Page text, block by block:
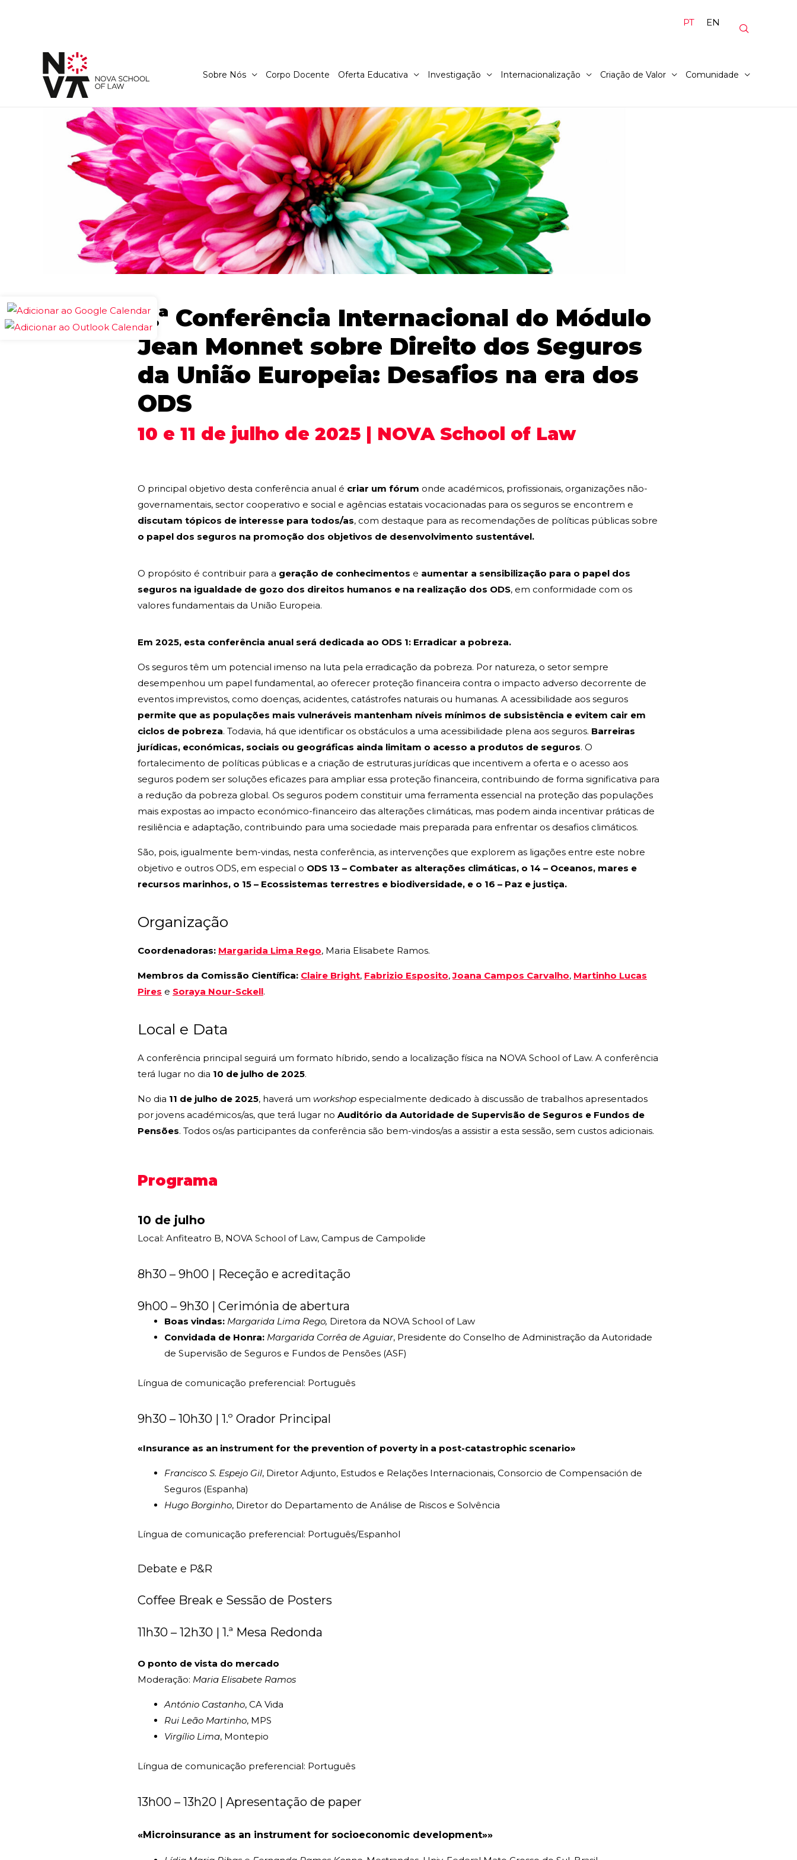
PT EN
Sobre Nós Corpo Docente Oferta Educativa Investigação Internacionalização Criação de Valor Comunidade
3.ª Conferência Internacional do Módulo
Jean Monnet sobre Direito dos Seguros
da União Europeia: Desafios na era dos
ODS
10 e 11 de julho de 2025 | NOVA School of Law
O principal objetivo desta conferência anual é criar um fórum onde académicos, profissionais, organizações não-
governamentais, sector cooperativo e social e agências estatais vocacionadas para os seguros se encontrem e
discutam tópicos de interesse para todos/as, com destaque para as recomendações de políticas públicas sobre
o papel dos seguros na promoção dos objetivos de desenvolvimento sustentável.
O propósito é contribuir para a geração de conhecimentos e aumentar a sensibilização para o papel dos
seguros na igualdade de gozo dos direitos humanos e na realização dos ODS, em conformidade com os
valores fundamentais da União Europeia.
Em 2025, esta conferência anual será dedicada ao ODS 1: Erradicar a pobreza.
Os seguros têm um potencial imenso na luta pela erradicação da pobreza. Por natureza, o setor sempre
desempenhou um papel fundamental, ao oferecer proteção financeira contra o impacto adverso decorrente de
eventos imprevistos, como doenças, acidentes, catástrofes naturais ou humanas. A acessibilidade aos seguros
permite que as populações mais vulneráveis mantenham níveis mínimos de subsistência e evitem cair em
ciclos de pobreza. Todavia, há que identificar os obstáculos a uma acessibilidade plena aos seguros. Barreiras
jurídicas, económicas, sociais ou geográficas ainda limitam o acesso a produtos de seguros. O
fortalecimento de políticas públicas e a criação de estruturas jurídicas que incentivem a oferta e o acesso aos
seguros podem ser soluções eficazes para ampliar essa proteção financeira, contribuindo de forma significativa para
a redução da pobreza global. Os seguros podem constituir uma ferramenta essencial na proteção das populações
mais expostas ao impacto económico-financeiro das alterações climáticas, mas podem ainda incentivar práticas de
resiliência e adaptação, contribuindo para uma sociedade mais preparada para enfrentar os desafios climáticos.
São, pois, igualmente bem-vindas, nesta conferência, as intervenções que explorem as ligações entre este nobre
objetivo e outros ODS, em especial o ODS 13 – Combater as alterações climáticas, o 14 – Oceanos, mares e
recursos marinhos, o 15 – Ecossistemas terrestres e biodiversidade, e o 16 – Paz e justiça.
Organização
Coordenadoras: Margarida Lima Rego, Maria Elisabete Ramos.
Membros da Comissão Científica: Claire Bright, Fabrizio Esposito,Joana Campos Carvalho, Martinho Lucas
Pires e Soraya Nour-Sckell.
Local e Data
A conferência principal seguirá um formato híbrido, sendo a localização física na NOVA School of Law. A conferência
terá lugar no dia 10 de julho de 2025.
No dia 11 de julho de 2025, haverá um workshop especialmente dedicado à discussão de trabalhos apresentados
por jovens académicos/as, que terá lugar no Auditório da Autoridade de Supervisão de Seguros e Fundos de
Pensões. Todos os/as participantes da conferência são bem-vindos/as a assistir a esta sessão, sem custos adicionais.
Programa
10 de julho
Local: Anfiteatro B, NOVA School of Law, Campus de Campolide
8h30 – 9h00 | Receção e acreditação
9h00 – 9h30 | Cerimónia de abertura
Boas vindas: Margarida Lima Rego, Diretora da NOVA School of Law
Convidada de Honra: Margarida Corrêa de Aguiar, Presidente do Conselho de Administração da Autoridade
de Supervisão de Seguros e Fundos de Pensões (ASF)
Língua de comunicação preferencial: Português
9h30 – 10h30 | 1.º Orador Principal
«Insurance as an instrument for the prevention of poverty in a post-catastrophic scenario»
Francisco S. Espejo Gil, Diretor Adjunto, Estudos e Relações Internacionais, Consorcio de Compensación de
Seguros (Espanha)
Hugo Borginho, Diretor do Departamento de Análise de Riscos e Solvência
Língua de comunicação preferencial: Português/Espanhol
Debate e P&R
Coffee Break e Sessão de Posters
11h30 – 12h30 | 1.ª Mesa Redonda
O ponto de vista do mercado
Moderação: Maria Elisabete Ramos
António Castanho, CA Vida
Rui Leão Martinho, MPS
Virgílio Lima, Montepio
Língua de comunicação preferencial: Português
13h00 – 13h20 | Apresentação de paper
«Microinsurance as an instrument for socioeconomic development»»